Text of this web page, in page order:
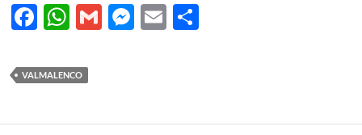
F
e
o
W
at
A
G
M
g
E
vi
VALMALENCO